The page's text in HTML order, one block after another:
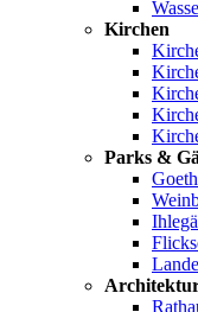
Kirchen
Parks &